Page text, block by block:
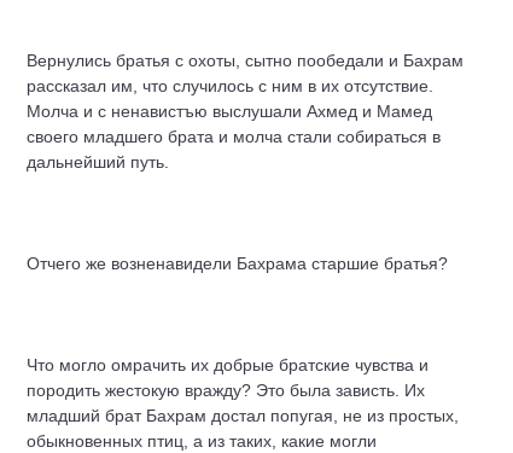
Вернулись братья с охоты, сытно пообедали и Бахрам
рассказал им, что случилось с ним в их отсутствие.
Молча и с ненавистъю выслушали Ахмед и Мамед
своего младшего брата и молча стали собираться в
дальнейший путь.
Отчего же возненавидели Бахрама старшие братья?
Что могло омрачить их добрые братские чувства и
породить жестокую вражду? Это была зависть. Их
младший брат Бахрам достал попугая, не из простых,
обыкновенных птиц, а из таких, какие могли